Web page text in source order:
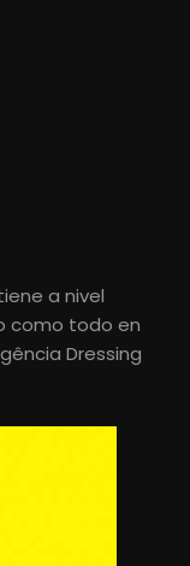
a nivel
como todo en
Dressing